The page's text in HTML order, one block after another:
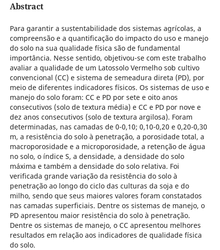
Abstract
Para garantir a sustentabilidade dos sistemas agrícolas, a
compreensão e a quantificação do impacto do uso e manejo
do solo na sua qualidade física são de fundamental
importância. Nesse sentido, objetivou-se com este trabalho
avaliar a qualidade de um Latossolo Vermelho sob cultivo
convencional (CC) e sistema de semeadura direta (PD), por
meio de diferentes indicadores físicos. Os sistemas de uso e
manejo do solo foram: CC e PD por sete e oito anos
consecutivos (solo de textura média) e CC e PD por nove e
dez anos consecutivos (solo de textura argilosa). Foram
determinadas, nas camadas de 0-0,10; 0,10-0,20 e 0,20-0,30
m, a resistência do solo à penetração, a porosidade total, a
macroporosidade e a microporosidade, a retenção de água
no solo, o índice S, a densidade, a densidade do solo
máxima e também a densidade do solo relativa. Foi
verificada grande variação da resistência do solo à
penetração ao longo do ciclo das culturas da soja e do
milho, sendo que seus maiores valores foram constatados
nas camadas superficiais. Dentre os sistemas de manejo, o
PD apresentou maior resistência do solo à penetração.
Dentre os sistemas de manejo, o CC apresentou melhores
resultados em relação aos indicadores de qualidade física
do solo.